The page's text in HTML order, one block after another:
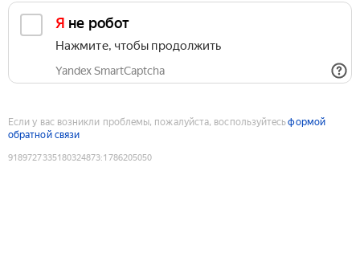
Я не робот
Нажмите, чтобы продолжить
Yandex SmartCaptcha
Если у вас возникли проблемы, пожалуйста, воспользуйтесьформой
обратной связи
9189727335180324873:1786205050